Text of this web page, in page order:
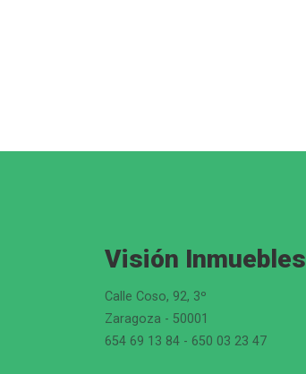
Visión Inmuebles
Calle Coso, 92, 3º
Zaragoza - 50001
654 69 13 84 - 650 03 23 47